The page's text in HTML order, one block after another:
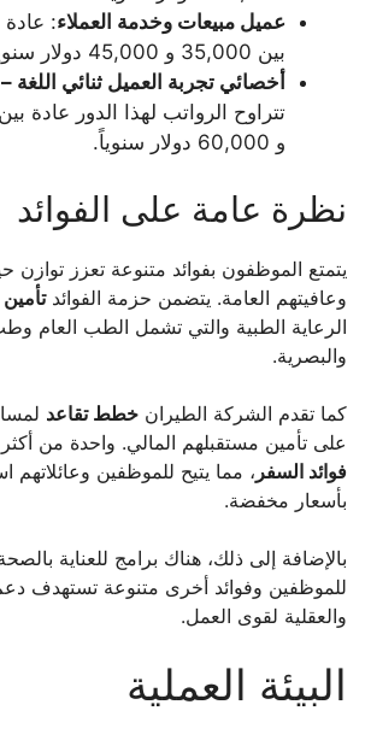
عميل مبيعات وخدمة العملاء: عادة
بين 35,000 و 45,000 دولار سنوياً.
أخصائي تجربة العميل ثنائي اللغة
و 60,000 دولار سنوياً.
نظرة عامة على الفوائد
يتمتع الموظفون بفوائد متنوعة تعزز توازن
وعافيتهم العامة. يتضمن حزمة الفوائد
الرعاية الطبية والتي تشمل الطب العام
والبصرية.
كما تقدم الشركة الطيران خطط تقاعد
على تأمين مستقبلهم المالي. واحدة من أكثر
فوائد السفر ، مما يتيح للموظفين وعائلاتهم
بأسعار مخفضة.
بالإضافة إلى ذلك، هناك برامج للعناية
للموظفين وفوائد أخرى متنوعة تستهدف
والعقلية لقوى العمل.
البيئة العملية